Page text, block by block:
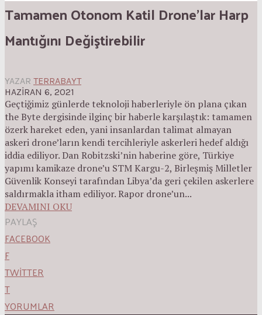
Tamamen Otonom Katil Drone’lar Harp
Mantığını Değiştirebilir
YAZAR TERRABAYT
HAZIRAN 6, 2021
Geçtiğimiz günlerde teknoloji haberleriyle ön plana çıkan
the Byte dergisinde ilginç bir haberle karşılaştık: tamamen
özerk hareket eden, yani insanlardan talimat almayan
askeri drone’ların kendi tercihleriyle askerleri hedef aldığı
iddia ediliyor. Dan Robitzski’nin haberine göre, Türkiye
yapımı kamikaze drone’u STM Kargu-2, Birleşmiş Milletler
Güvenlik Konseyi tarafından Libya’da geri çekilen askerlere
saldırmakla itham ediliyor. Rapor drone’un...
DEVAMINI OKU
PAYLAŞ
FACEBOOK
F
TWITTER
T
YORUMLAR